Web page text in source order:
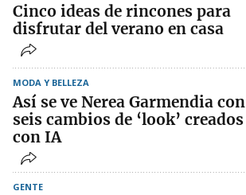
Cinco ideas de rincones para
disfrutar del verano en casa
MODA Y BELLEZA
Así se ve Nerea Garmendia con
seis cambios de ‘look’ creados
con IA
GENTE